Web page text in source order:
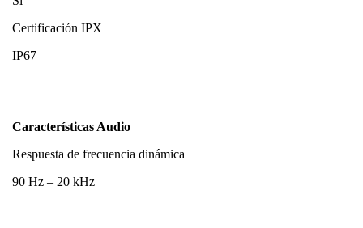
Certificación IPX
IP67
Características Audio
Respuesta de frecuencia dinámica
90 Hz – 20 kHz